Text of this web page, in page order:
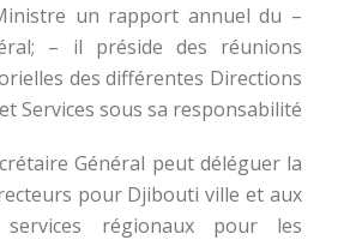
un rapport annuel du
– il préside des réunions
des différentes Directions
et Services sous sa responsabilité.
Général peut déléguer la
pour Djibouti ville et aux
régionaux pour les